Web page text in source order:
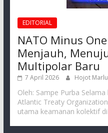
EDITORIAL
NATO Minus
Menjauh,
Multipolar Baru
7 April 2026 Hojot
Oleh: Sampe Purba
Atlantic Treaty
utama keamanan kolektif di